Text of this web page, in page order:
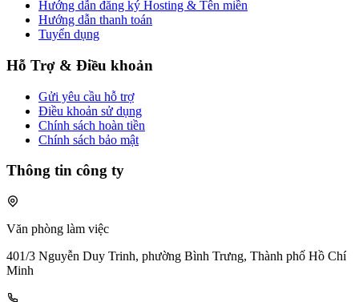
Hướng dẫn đăng ký Hosting & Tên miền
Hướng dẫn thanh toán
Tuyển dụng
Hỗ Trợ & Điều khoản
Gửi yêu cầu hỗ trợ
Điều khoản sử dụng
Chính sách hoàn tiền
Chính sách bảo mật
Thông tin công ty
Văn phòng làm việc
401/3 Nguyễn Duy Trinh, phường Bình Trưng, Thành phố Hồ Chí
Minh